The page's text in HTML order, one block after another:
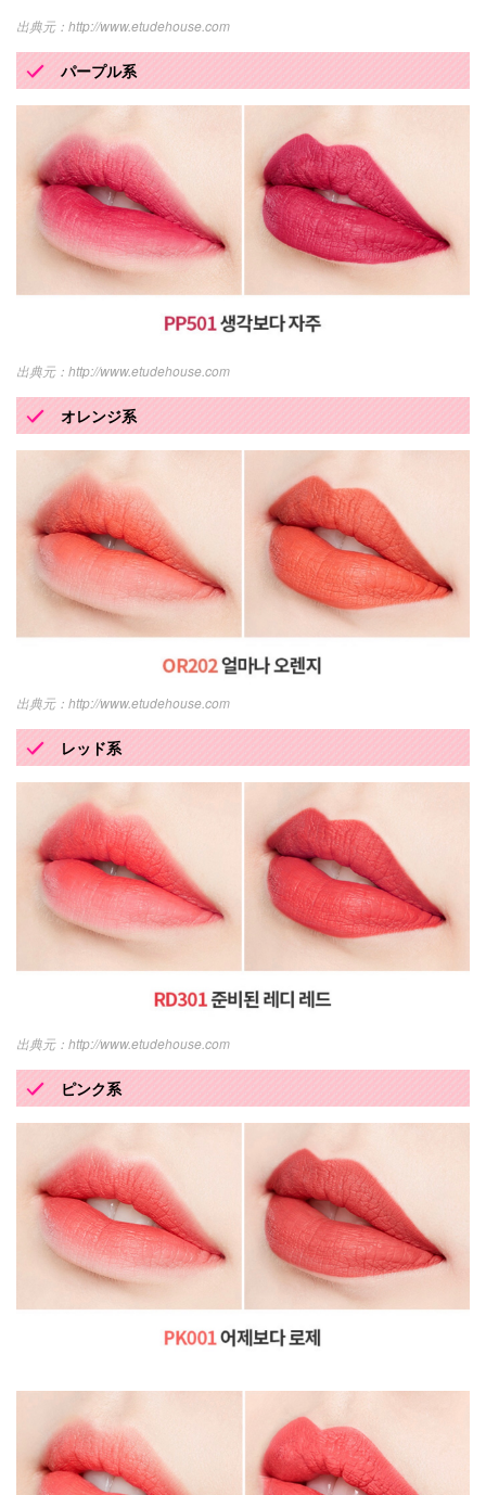
http://www.etudehouse.com
パープル系
http://www.etudehouse.com
オレンジ系
http://www.etudehouse.com
レッド系
http://www.etudehouse.com
ピンク系